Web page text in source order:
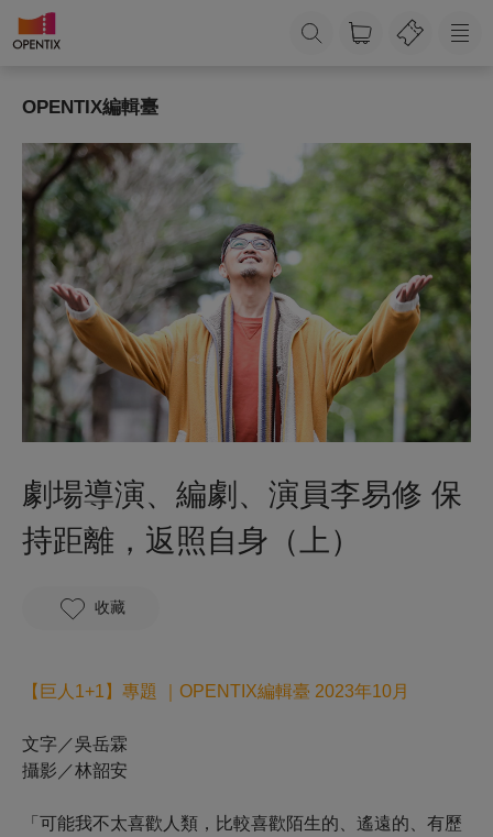
OPENTIX編輯臺
劇場導演、編劇、演員李易修 保
持距離，返照自身（上）
收藏
【 巨人1+1 】專題 ｜OPENTIX編輯臺 2023年10月
文字／吳岳霖
攝影／林韶安
「可能我不太喜歡人類，比較喜歡陌生的、遙遠的、有歷